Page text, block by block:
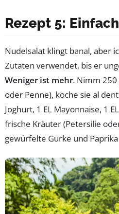
Rezept 5:
Nudelsalat klingt banal, aber
Zutaten verwendet, bis er
Weniger ist mehr. Nimm 250
oder Penne), koche sie al
Joghurt, 1 EL Mayonnaise, 1
frische Kräuter (Petersilie
gewürfelte Gurke und